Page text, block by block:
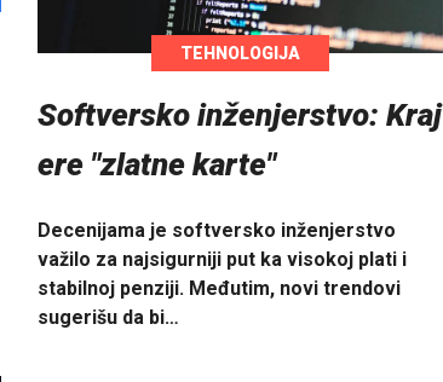
TEHNOLOGIJA
Softversko inženjerstvo: Kraj
ere "zlatne karte"
Decenijama je softversko inženjerstvo
važilo za najsigurniji put ka visokoj plati i
stabilnoj penziji. Međutim, novi trendovi
sugerišu da bi…